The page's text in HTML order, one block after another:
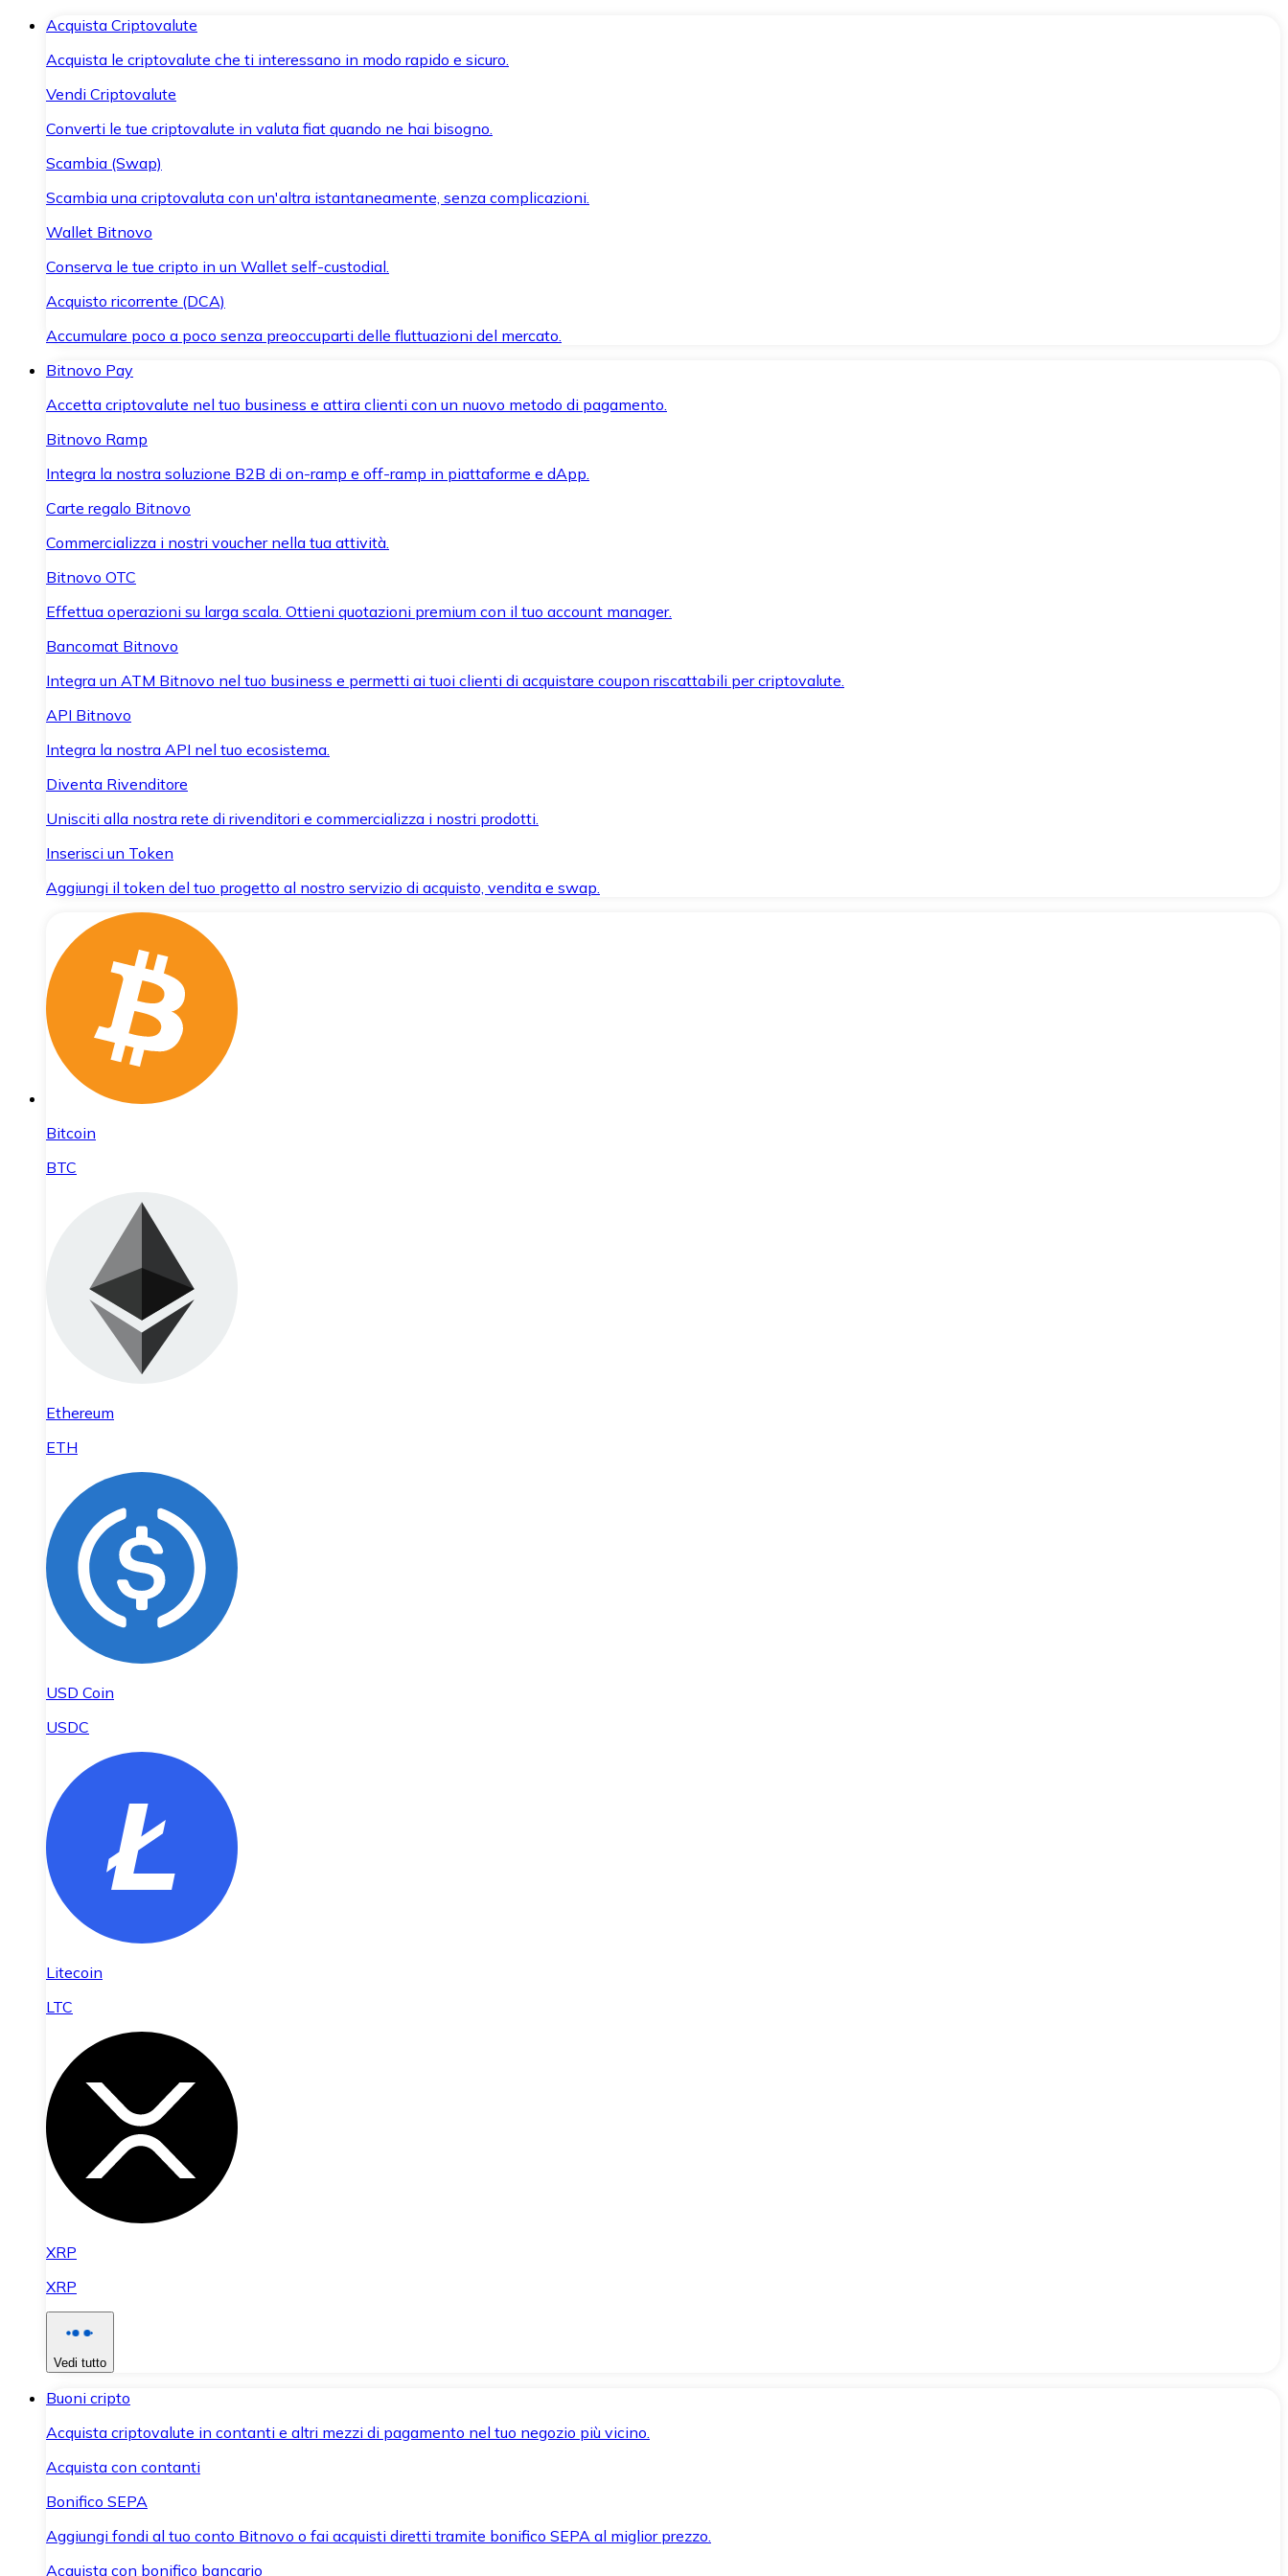
Acquista Criptovalute
Acquista le criptovalute che ti interessano in modo rapido e sicuro.
Vendi Criptovalute
Converti le tue criptovalute in valuta fiat quando ne hai bisogno.
Scambia (Swap)
Scambia una criptovaluta con un'altra istantaneamente, senza complicazioni.
Wallet Bitnovo
Conserva le tue cripto in un Wallet self-custodial.
Acquisto ricorrente (DCA)
Accumulare poco a poco senza preoccuparti delle fluttuazioni del mercato.
Bitnovo Pay
Accetta criptovalute nel tuo business e attira clienti con un nuovo metodo di pagamento.
Bitnovo Ramp
Integra la nostra soluzione B2B di on-ramp e off-ramp in piattaforme e dApp.
Carte regalo Bitnovo
Commercializza i nostri voucher nella tua attività.
Bitnovo OTC
Effettua operazioni su larga scala. Ottieni quotazioni premium con il tuo account manager.
Bancomat Bitnovo
Integra un ATM Bitnovo nel tuo business e permetti ai tuoi clienti di acquistare coupon riscattabili per criptovalute.
API Bitnovo
Integra la nostra API nel tuo ecosistema.
Diventa Rivenditore
Unisciti alla nostra rete di rivenditori e commercializza i nostri prodotti.
Inserisci un Token
Aggiungi il token del tuo progetto al nostro servizio di acquisto, vendita e swap.
Bitcoin
BTC
Ethereum
ETH
USD Coin
USDC
Litecoin
LTC
XRP
XRP
Vedi tutto
Buoni cripto
Acquista criptovalute in contanti e altri mezzi di pagamento nel tuo negozio più vicino.
Acquista con contanti
Bonifico SEPA
Aggiungi fondi al tuo conto Bitnovo o fai acquisti diretti tramite bonifico SEPA al miglior prezzo.
Acquista con bonifico bancario